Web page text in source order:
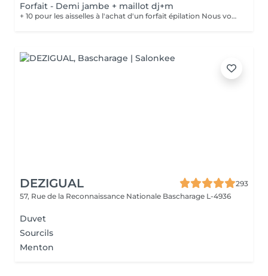
Forfait - Demi jambe + maillot dj+m
+ 10 pour les aisselles à l'achat d'un forfait épilation Nous vous prions de bien vouloir respecter votre rendez-vous. En prenant rendez-vous, vous occupez une place, dont une autre personne aurait éventuellement besoin. Tout rendez-vous non annulé 24h en avance, est susceptible d'être facturé. (Si vous ne pouvez pas vous présenter à votre RDV, proposez-le éventuellement à un proche ou à un ami) Toute l'équipe de Aromas Institut vous remercie pour votre respect et votre compréhension.
DEZIGUAL
293
57, Rue de la Reconnaissance Nationale Bascharage L-4936
Duvet
Sourcils
Menton